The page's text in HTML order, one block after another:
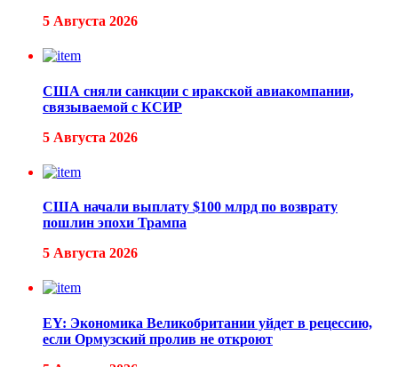
5 Августа 2026
США сняли санкции с иракской авиакомпании,
связываемой с КСИР
5 Августа 2026
США начали выплату $100 млрд по возврату
пошлин эпохи Трампа
5 Августа 2026
EY: Экономика Великобритании уйдет в рецессию,
если Ормузский пролив не откроют